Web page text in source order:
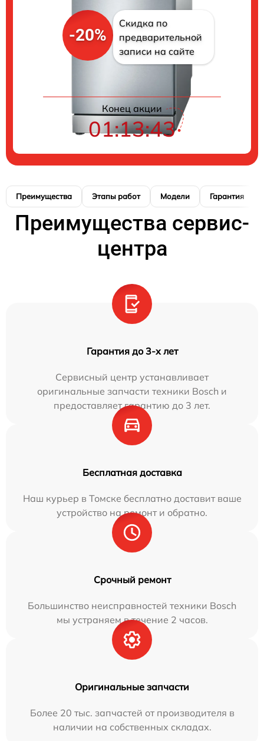
-20%
Скидка по
предварительной
записи на сайте
Конец акции
01:13:42
Преимущества Этапы работ Модели Гарантия
Преимущества сервис-
центра
Гарантия до 3-х лет
Сервисный центр устанавливает
оригинальные запчасти техники Bosch и
предоставляет гарантию до 3 лет.
Бесплатная доставка
Наш курьер в Томске бесплатно доставит ваше
устройство на ремонт и обратно.
Срочный ремонт
Большинство неисправностей техники Bosch
мы устраняем в течение 2 часов.
Оригинальные запчасти
Более 20 тыс. запчастей от производителя в
наличии на собственных складах.